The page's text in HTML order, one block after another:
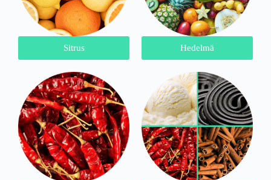
Sitrus Hedelmä